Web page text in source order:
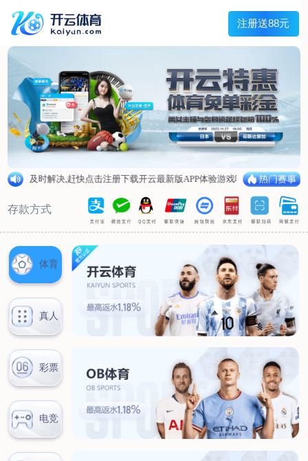
Menu
网站首页
产品中心
荣誉资质
厂区设备
人才招聘
新闻中心
销售网点